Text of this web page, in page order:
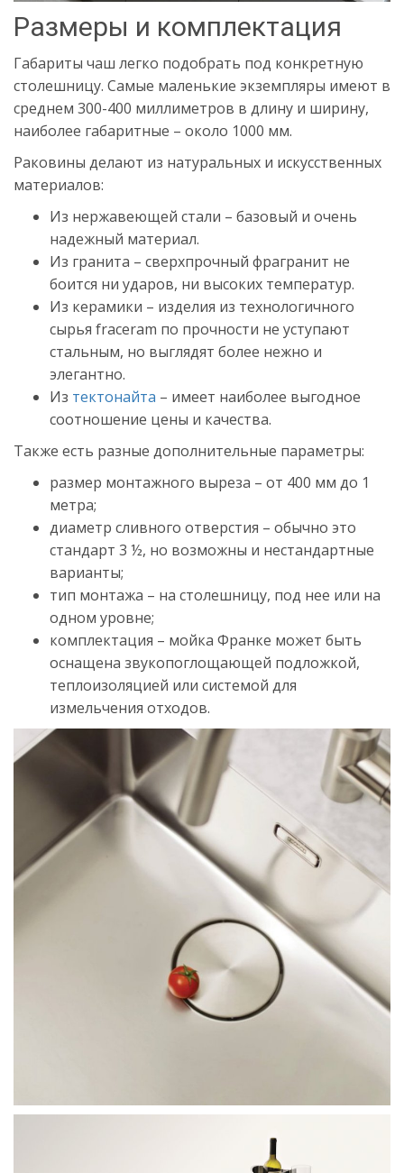
Размеры и комплектация
Габариты чаш легко подобрать под конкретную
столешницу. Самые маленькие экземпляры имеют в
среднем 300-400 миллиметров в длину и ширину,
наиболее габаритные – около 1000 мм.
Раковины делают из натуральных и искусственных
материалов:
Из нержавеющей стали – базовый и очень
надежный материал.
Из гранита – сверхпрочный фрагранит не
боится ни ударов, ни высоких температур.
Из керамики – изделия из технологичного
сырья fraceram по прочности не уступают
стальным, но выглядят более нежно и
элегантно.
Из тектонайта – имеет наиболее выгодное
соотношение цены и качества.
Также есть разные дополнительные параметры:
размер монтажного выреза – от 400 мм до 1
метра;
диаметр сливного отверстия – обычно это
стандарт 3 ½, но возможны и нестандартные
варианты;
тип монтажа – на столешницу, под нее или на
одном уровне;
комплектация – мойка Франке может быть
оснащена звукопоглощающей подложкой,
теплоизоляцией или системой для
измельчения отходов.